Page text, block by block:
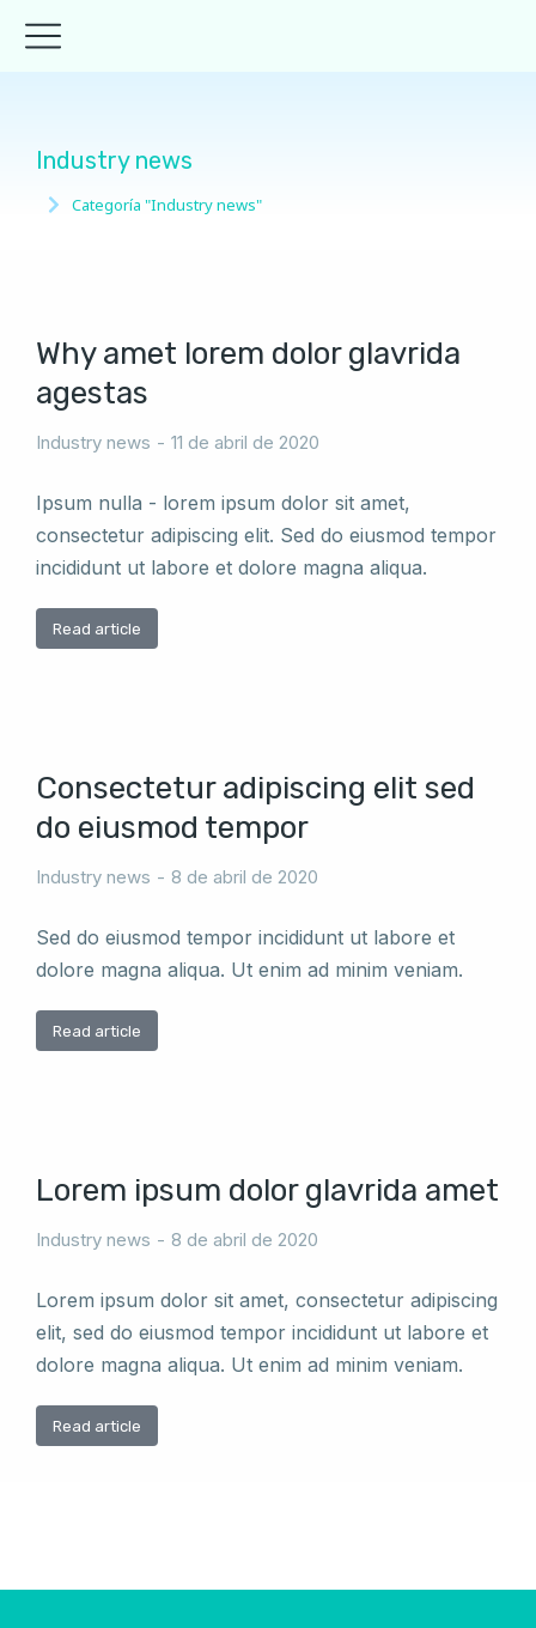
Industry news
Estás aquí:
Categoría "Industry news"
Why amet lorem dolor glavrida
agestas
Industry news 11 de abril de 2020
Ipsum nulla - lorem ipsum dolor sit amet,
consectetur adipiscing elit. Sed do eiusmod tempor
incididunt ut labore et dolore magna aliqua.
Read article
Consectetur adipiscing elit sed
do eiusmod tempor
Industry news 8 de abril de 2020
Sed do eiusmod tempor incididunt ut labore et
dolore magna aliqua. Ut enim ad minim veniam.
Read article
Lorem ipsum dolor glavrida amet
Industry news 8 de abril de 2020
Lorem ipsum dolor sit amet, consectetur adipiscing
elit, sed do eiusmod tempor incididunt ut labore et
dolore magna aliqua. Ut enim ad minim veniam.
Read article